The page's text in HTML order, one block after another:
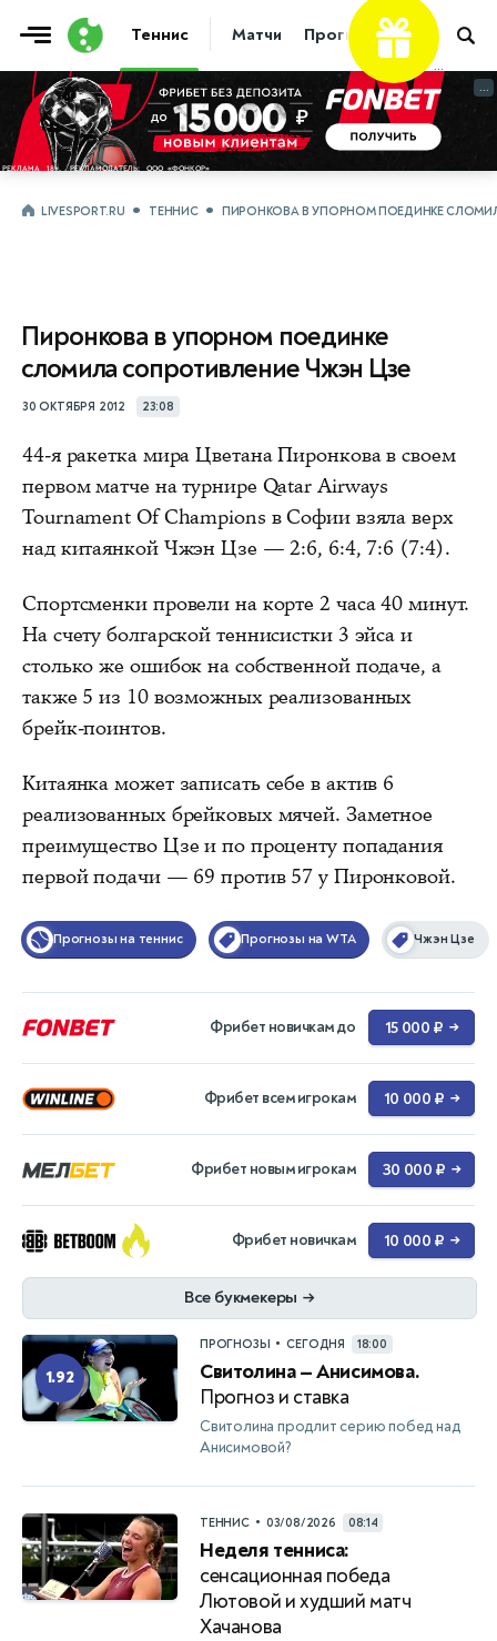
Теннис Матчи Прогнозы Новости
...
...
LIVESPORT.RU ТЕННИС ПИРОНКОВА В УПОРНОМ ПОЕДИНКЕ
Пиронкова в упорном поединке
сломила сопротивление Чжэн Цзе
30 ОКТЯБРЯ 2012 23:08
44-я ракетка мира Цветана Пиронкова в своем
первом матче на турнире Qatar Airways
Tournament Of Champions в Софии взяла верх
над китаянкой Чжэн Цзе — 2:6, 6:4, 7:6 (7:4).
Спортсменки провели на корте 2 часа 40 минут.
На счету болгарской теннисистки 3 эйса и
столько же ошибок на собственной подаче, а
также 5 из 10 возможных реализованных
брейк-поинтов.
Китаянка может записать себе в актив 6
реализованных брейковых мячей. Заметное
преимущество Цзе и по проценту попадания
первой подачи — 69 против 57 у Пиронковой.
Прогнозы на теннис Прогнозы на WTA Чжэн Цзе
Фрибет новичкам до 15 000 ₽ →
Фрибет всем игрокам 10 000 ₽ →
Фрибет новым игрокам 30 000 ₽ →
Фрибет новичкам 10 000 ₽ →
Все букмекеры →
1.92
ПРОГНОЗЫ • СЕГОДНЯ 18:00
Свитолина — Анисимова.
Прогноз и ставка
Свитолина продлит серию побед над
Анисимовой?
ТЕННИС • 03/08/2026 08:14
Неделя тенниса:
сенсационная победа
Лютовой и худший матч
Хачанова